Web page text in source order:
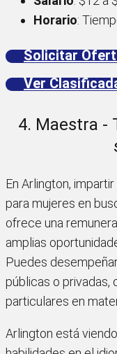
Horario:
Solicitar
Ver
4. Maestra -
En Arlington,
para mujeres en
ofrece una
amplias
Puedes
públicas o privadas,
particulares en
Arlington está